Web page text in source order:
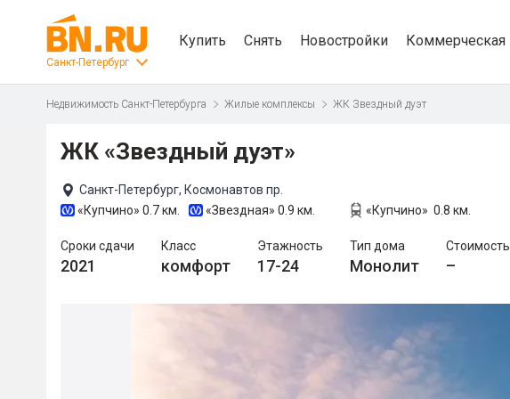
Санкт-Петербург
Купить Снять Новостройки Коммерческая
Недвижимость Санкт-Петербурга Жилые комплексы ЖК Звездный дуэт
ЖК «Звездный дуэт»
Санкт-Петербург, Космонавтов пр.
«Купчино» 0.7 км. «Звездная» 0.9 км. «Купчино» 0.8 км.
Сроки сдачи
2021
Класс
комфорт
Этажность
17-24
Тип дома
Монолит
Стоимость
–